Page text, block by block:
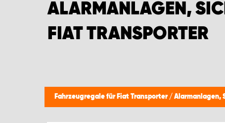
ALARMANLAGEN,
FIAT TRANSPORTER
Fahrzeugregale für Fiat Transporter / Alarmanlagen,